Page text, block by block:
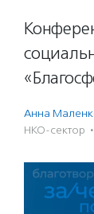
Анна
НКО-сектор ·